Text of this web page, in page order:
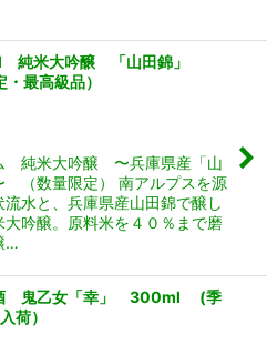
純米大吟醸 「山田錦」
最高級品）
純米大吟醸 〜兵庫県産「山
（数量限定） 南アルプスを源
流水と、兵庫県産山田錦で醸し
大吟醸。原料米を４０％まで磨
…
鬼乙女「幸」 300ml (季
荷）